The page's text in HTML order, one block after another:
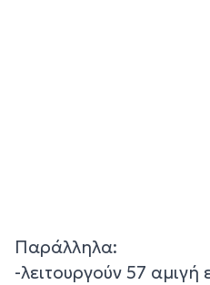
Παράλληλα:
-λειτουργούν 57 αμιγή